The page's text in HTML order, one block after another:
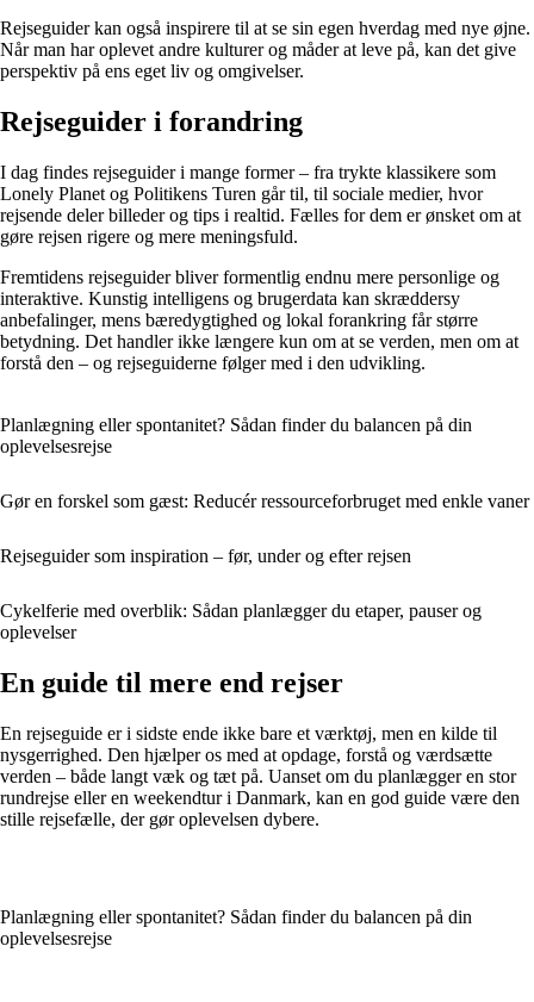
Rejseguider kan også inspirere til at se sin egen hverdag med nye øjne.
Når man har oplevet andre kulturer og måder at leve på, kan det give
perspektiv på ens eget liv og omgivelser.
Rejseguider i forandring
I dag findes rejseguider i mange former – fra trykte klassikere som
Lonely Planet og Politikens Turen går til, til sociale medier, hvor
rejsende deler billeder og tips i realtid. Fælles for dem er ønsket om at
gøre rejsen rigere og mere meningsfuld.
Fremtidens rejseguider bliver formentlig endnu mere personlige og
interaktive. Kunstig intelligens og brugerdata kan skræddersy
anbefalinger, mens bæredygtighed og lokal forankring får større
betydning. Det handler ikke længere kun om at se verden, men om at
forstå den – og rejseguiderne følger med i den udvikling.
Planlægning eller spontanitet? Sådan finder du balancen på din
oplevelsesrejse
Gør en forskel som gæst: Reducér ressourceforbruget med enkle vaner
Rejseguider som inspiration – før, under og efter rejsen
Cykelferie med overblik: Sådan planlægger du etaper, pauser og
oplevelser
En guide til mere end rejser
En rejseguide er i sidste ende ikke bare et værktøj, men en kilde til
nysgerrighed. Den hjælper os med at opdage, forstå og værdsætte
verden – både langt væk og tæt på. Uanset om du planlægger en stor
rundrejse eller en weekendtur i Danmark, kan en god guide være den
stille rejsefælle, der gør oplevelsen dybere.
Planlægning eller spontanitet? Sådan finder du balancen på din
oplevelsesrejse